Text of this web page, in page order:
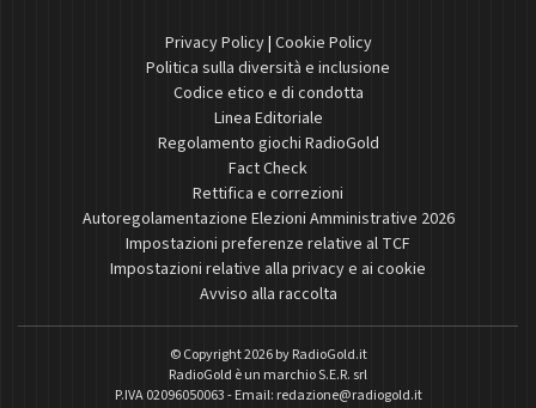
Privacy Policy| Cookie Policy
Politica sulla diversità e inclusione
Codice etico e di condotta
Linea Editoriale
Regolamento giochi RadioGold
Fact Check
Rettifica e correzioni
Autoregolamentazione Elezioni Amministrative 2026
Impostazioni preferenze relative al TCF
Impostazioni relative alla privacy e ai cookie
Avviso alla raccolta
© Copyright 2026 byRadioGold.it
RadioGold è un marchio S.E.R. srl
P.IVA 02096050063 - Email: redazione@radiogold.it